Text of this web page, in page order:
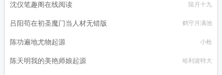
沈仪笔趣阁在线阅读 陆月十九
吕阳苟在初圣魔门当人材无错版 鹤守月满池
陈功遍地尤物起源 小枪
陈天明我的美艳师娘起源 哈利波特大